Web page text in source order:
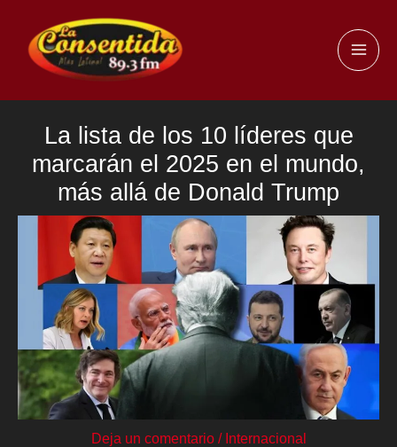
contenido
La lista de los 10 líderes que
marcarán el 2025 en el mundo,
más allá de Donald Trump
Deja un comentario / Internacional